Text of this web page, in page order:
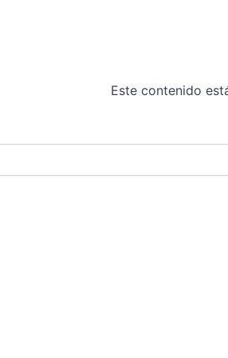
Este contenido